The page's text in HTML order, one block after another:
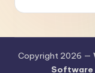
Copyright 2026 —
Software